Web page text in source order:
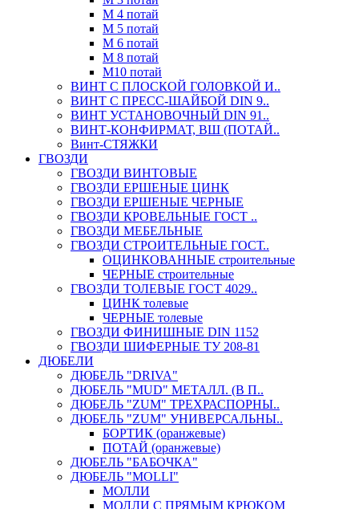
М 4 потай
М 5 потай
М 6 потай
М 8 потай
М10 потай
ВИНТ С ПЛОСКОЙ ГОЛОВКОЙ И..
ВИНТ С ПРЕСС-ШАЙБОЙ DIN 9..
ВИНТ УСТАНОВОЧНЫЙ DIN 91..
ВИНТ-КОНФИРМАТ, ВШ (ПОТАЙ..
Винт-СТЯЖКИ
ГВОЗДИ
ГВОЗДИ ВИНТОВЫЕ
ГВОЗДИ ЕРШЕНЫЕ ЦИНК
ГВОЗДИ ЕРШЕНЫЕ ЧЕРНЫЕ
ГВОЗДИ КРОВЕЛЬНЫЕ ГОСТ ..
ГВОЗДИ МЕБЕЛЬНЫЕ
ГВОЗДИ СТРОИТЕЛЬНЫЕ ГОСТ..
ОЦИНКОВАННЫЕ строительные
ЧЕРНЫЕ строительные
ГВОЗДИ ТОЛЕВЫЕ ГОСТ 4029..
ЦИНК толевые
ЧЕРНЫЕ толевые
ГВОЗДИ ФИНИШНЫЕ DIN 1152
ГВОЗДИ ШИФЕРНЫЕ ТУ 208-81
ДЮБЕЛИ
ДЮБЕЛЬ "DRIVA"
ДЮБЕЛЬ "MUD" МЕТАЛЛ. (В П..
ДЮБЕЛЬ "ZUM" ТРЕХРАСПОРНЫ..
ДЮБЕЛЬ "ZUM" УНИВЕРСАЛЬНЫ..
БОРТИК (оранжевые)
ПОТАЙ (оранжевые)
ДЮБЕЛЬ "БАБОЧКА"
ДЮБЕЛЬ "МOLLI"
МОЛЛИ
МОЛЛИ С ПРЯМЫМ КРЮКОМ